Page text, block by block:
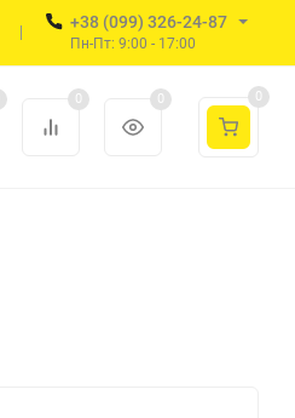
+38 (099) 326-24-87
Пн-Пт: 9:00 - 17:00
0 0 0